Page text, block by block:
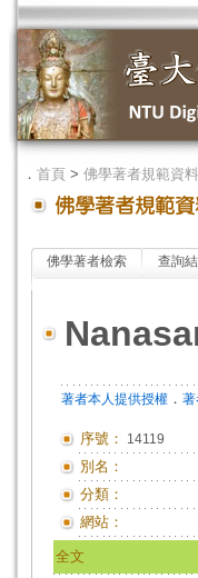
． 首頁 > 佛學著者規範資
佛學著者檢索 查詢
著者本人提供授權 ． 著
序號： 14119
別名：
分類：
網站：
全文